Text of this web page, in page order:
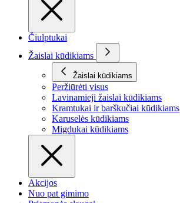
Čiulptukai
Žaislai kūdikiams
Žaislai kūdikiams
Peržiūrėti visus
Lavinamieji žaislai kūdikiams
Kramtukai ir barškučiai kūdikiams
Karuselės kūdikiams
Migdukai kūdikiams
Akcijos
Nuo pat gimimo